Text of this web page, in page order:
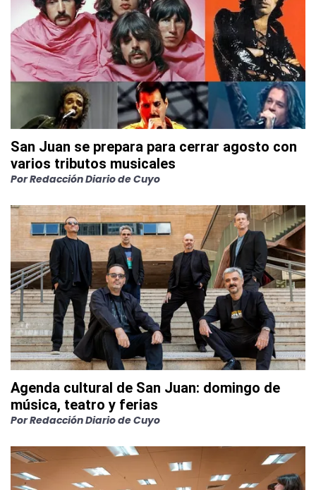
San Juan se prepara para cerrar agosto con
varios tributos musicales
PorRedacción Diario de Cuyo
Agenda cultural de San Juan: domingo de
música, teatro y ferias
PorRedacción Diario de Cuyo